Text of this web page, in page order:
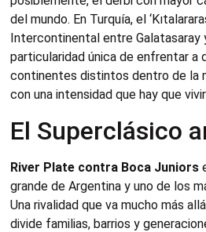
del mundo. En Turquía, el
Intercontinental entre Galatasaray
particularidad única de enfrentar a
continentes distintos dentro de la
con una intensidad que hay que
El Superclásico
River Plate contra Boca Juniors
grande de Argentina y uno de los
Una rivalidad que va mucho más
divide familias, barrios y